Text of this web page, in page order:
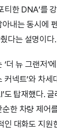
티한 DNA’를
내는 동시에
다는 설명이다.
‘더 뉴 그랜저’
커넥트’와 차
도 탑재했다.
한 차량 제어
인 대화도 지원